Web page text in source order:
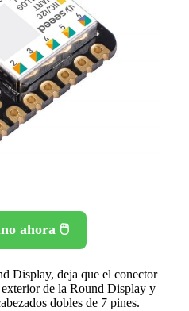
ahora 🖱️
Display, deja que el conector
de la Round Display y
dobles de 7 pines.